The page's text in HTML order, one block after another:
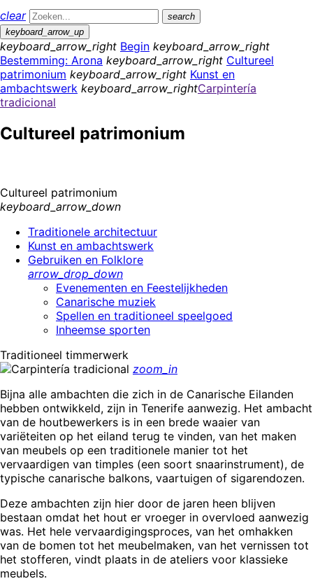
clear
search
keyboard_arrow_up
keyboard_arrow_right Begin keyboard_arrow_right
Bestemming: Arona keyboard_arrow_right Cultureel
patrimonium keyboard_arrow_right Kunst en
ambachtswerk keyboard_arrow_rightCarpintería
tradicional
Cultureel patrimonium
Cultureel patrimonium
keyboard_arrow_down
Traditionele architectuur
Kunst en ambachtswerk
Gebruiken en Folklore
arrow_drop_down
Evenementen en Feestelijkheden
Canarische muziek
Spellen en traditioneel speelgoed
Inheemse sporten
Traditioneel timmerwerk
zoom_in
Bijna alle ambachten die zich in de Canarische Eilanden
hebben ontwikkeld, zijn in Tenerife aanwezig. Het ambacht
van de houtbewerkers is in een brede waaier van
variëteiten op het eiland terug te vinden, van het maken
van meubels op een traditionele manier tot het
vervaardigen van timples (een soort snaarinstrument), de
typische canarische balkons, vaartuigen of sigarendozen.
Deze ambachten zijn hier door de jaren heen blijven
bestaan omdat het hout er vroeger in overvloed aanwezig
was. Het hele vervaardigingsproces, van het omhakken
van de bomen tot het meubelmaken, van het vernissen tot
het stofferen, vindt plaats in de ateliers voor klassieke
meubels.